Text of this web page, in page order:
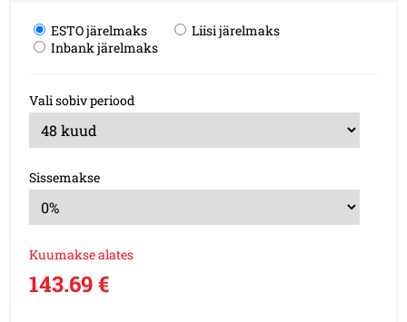
ESTO järelmaks
Liisi järelmaks
Inbank järelmaks
Vali sobiv periood
Sissemakse
Kuumakse alates
143.69 €